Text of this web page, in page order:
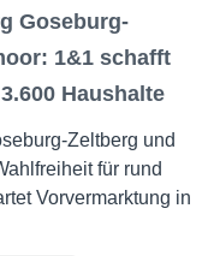
Goseburg-
1&1 schafft
Haushalte
Zeltberg und
für rund
Vorvermarktung in